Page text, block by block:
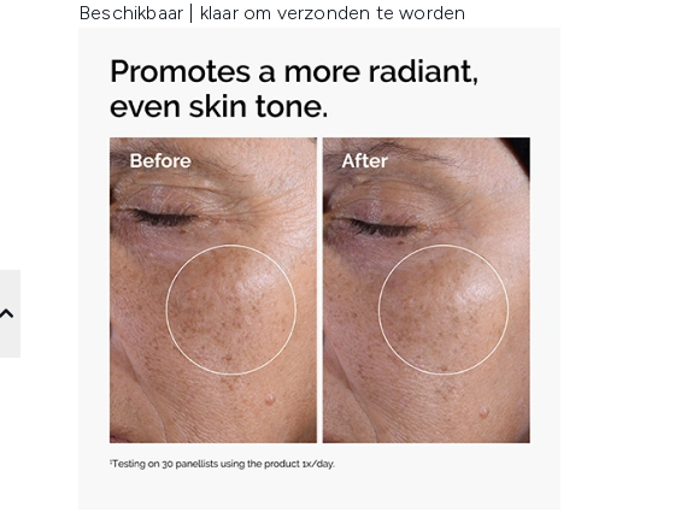
Beschikbaar | klaar om verzonden te worden